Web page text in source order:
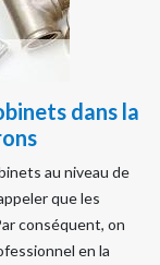
dans la
au niveau de
que les
conséquent, on
en la